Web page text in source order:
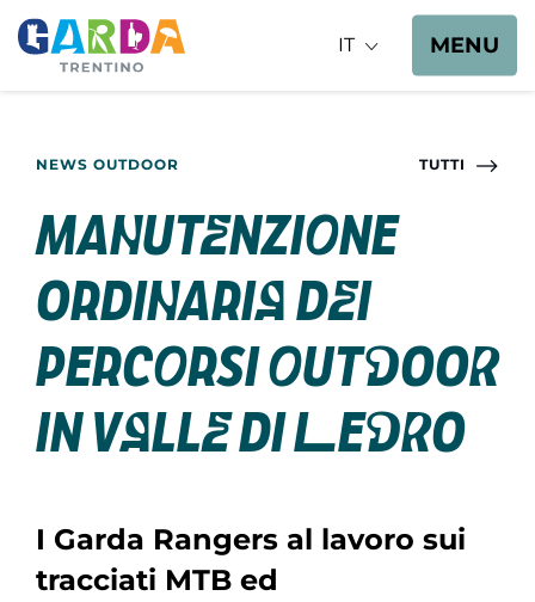
IT MENU
TUTTI
NEWS OUTDOOR
Manutenzione
ordinaria dei
percorsi outdoor
in Valle di Ledro
I Garda Rangers al lavoro sui
tracciati MTB ed